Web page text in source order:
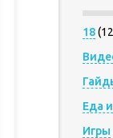
18
Еда
Игры